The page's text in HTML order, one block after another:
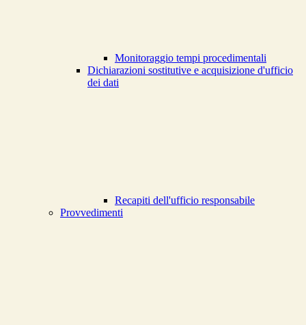
Monitoraggio tempi procedimentali
Dichiarazioni sostitutive e acquisizione d'ufficio
dei dati
Recapiti dell'ufficio responsabile
Provvedimenti